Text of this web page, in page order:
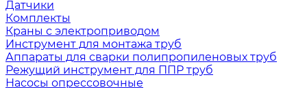
Датчики
Комплекты
Краны с электроприводом
Инструмент для монтажа труб
Аппараты для сварки полипропиленовых труб
Режущий инструмент для ППР труб
Насосы опрессовочные